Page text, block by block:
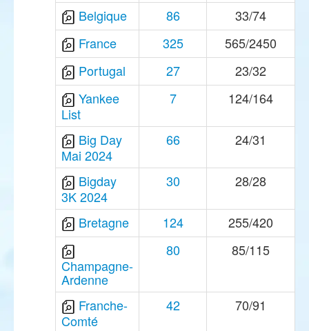
Belgique 86
33/74
France
325
565/2450
Portugal
27
23/32
Yankee
List
7 124/164
Big Day
Mai 2024
66 24/31
Bigday
3K 2024
30 28/28
Bretagne 124 255/420
Champagne-
Ardenne
80 85/115
Franche-
Comté
42 70/91